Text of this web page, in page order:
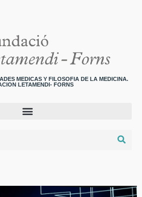
MEDICAS Y FILOSOFIA DE LA MEDICINA.
LETAMENDI- FORNS